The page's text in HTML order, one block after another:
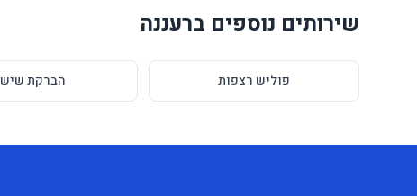
שירותים נוספים ברעננה
פוליש רצפות הברקת שיש